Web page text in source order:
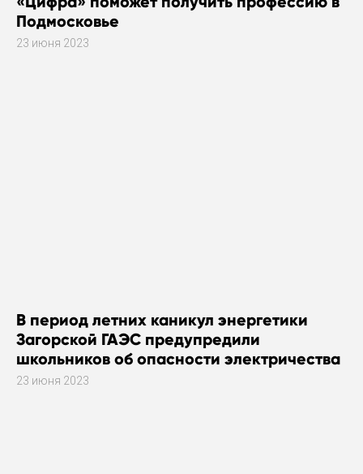
Подмосковье
23 июня 2023
В период летних каникул энергетики
Загорской ГАЭС предупредили
школьников об опасности электричества
23 июня 2023